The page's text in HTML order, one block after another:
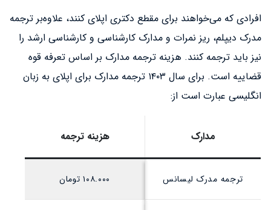
افرادی که می‌خواهند برای مقطع دکتری اپلای کنند، علاوه‌بر ترجمه
مدرک دیپلم، ریز نمرات و مدارک کارشناسی و کارشناسی ارشد را
نیز باید ترجمه کنند. هزینه ترجمه مدارک بر اساس تعرفه قوه
قضاییه است. برای سال ۱۴۰۳ ترجمه مدارک برای اپلای به زبان
انگلیسی عبارت است از:
مدارک هزینه ترجمه
ترجمه مدرک لیسانس ۱۰۸.۰۰۰ تومان